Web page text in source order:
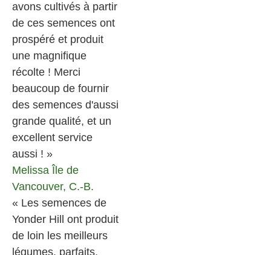
avons cultivés à partir
de ces semences ont
prospéré et produit
une magnifique
récolte ! Merci
beaucoup de fournir
des semences d'aussi
grande qualité, et un
excellent service
aussi ! »
Melissa Île de
Vancouver, C.-B.
« Les semences de
Yonder Hill ont produit
de loin les meilleurs
légumes, parfaits,